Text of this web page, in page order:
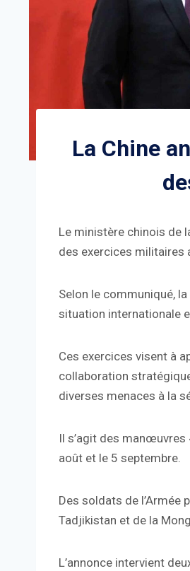
La Chine
Le ministère chinois de
des exercices militaires
Selon le communiqué,
situation internationale
Ces exercices visent à
collaboration
diverses menaces à la
Il s’agit des
août et le 5 septembre.
Des soldats de l’Armée
Tadjikistan et de la
L’annonce intervient